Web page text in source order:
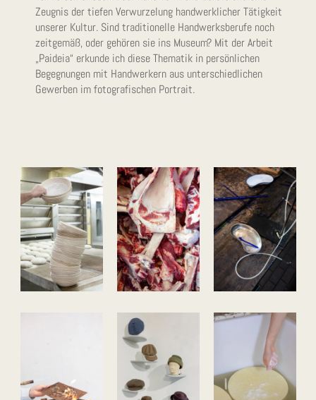
Zeugnis der tiefen Verwurzelung handwerklicher Tätigkeit
unserer Kultur. Sind traditionelle Handwerksberufe noch
zeitgemäß, oder gehören sie ins Museum? Mit der Arbeit
„Paideia“ erkunde ich diese Thematik in persönlichen
Begegnungen mit Handwerkern aus unterschiedlichen
Gewerben im fotografischen Portrait.